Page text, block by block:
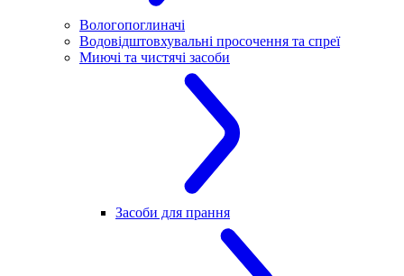
Вологопоглиначі
Водовідштовхувальні просочення та спреї
Миючі та чистячі засоби
Засоби для прання